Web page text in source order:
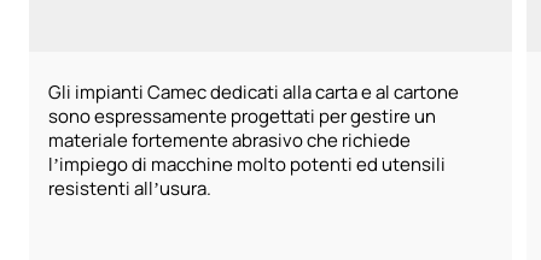
Gli impianti Camec dedicati alla carta e al cartone
sono espressamente progettati per gestire un
materiale fortemente abrasivo che richiede
l’impiego di macchine molto potenti ed utensili
resistenti all’usura.